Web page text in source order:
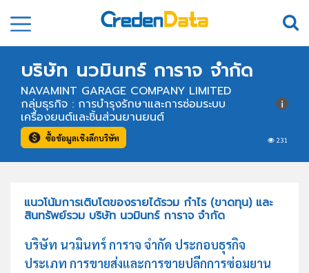
บริษัท นวมินทร์ การาจ จำกัด
NAVAMINT GARAGE COMPANY LIMITED
231
กลุ่มธุรกิจ : การบำรุงรักษาและการซ่อมระบบ
เครื่องยนต์และชิ้นส่วนยานยนต์
ซื้อข้อมูลเชิงลึกบริษัท
แนวโน้มการเติบโตของรายได้รวม กำไร (ขาดทุน) และ
สินทรัพย์รวม บริษัท นวมินทร์ การาจ จำกัด
บริษัท นวมินทร์ การาจ จำกัด ประกอบธุรกิจ
ประเภท การขายส่งและการขายปลีกการซ่อมยาน